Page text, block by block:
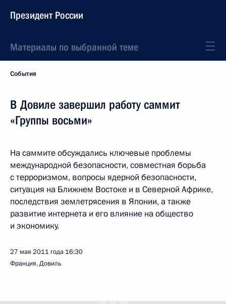
Президент России
Материалы по выбранной теме
События
В Довиле завершил работу саммит
«Группы восьми»
На саммите обсуждались ключевые проблемы
международной безопасности, совместная борьба
с терроризмом, вопросы ядерной безопасности,
ситуация на Ближнем Востоке и в Северной Африке,
последствия землетрясения в Японии, а также
развитие интернета и его влияние на общество
и экономику.
27 мая 2011 года 16:30
Франция, Довиль